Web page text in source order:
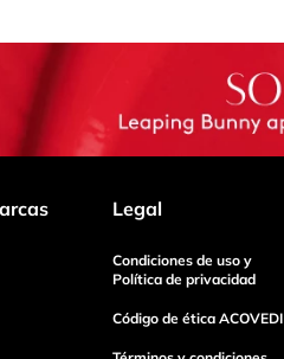
comentario
Legal
Condiciones de uso y
Política de privacidad
Código de ética ACOVEDI